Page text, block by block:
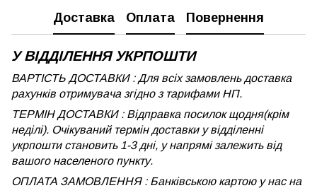
Доставка Оплата Повернення
У ВІДДІЛЕННЯ УКРПОШТИ
ВАРТІСТЬ ДОСТАВКИ : Для всіх замовлень доставка
рахунків отримувача згідно з тарифами НП.
ТЕРМІН ДОСТАВКИ : Відправка посилок щодня(крім
неділі). Очікуваний термін доставки у відділенні
укрпошти становить 1-3 дні, у напрямі залежить від
вашого населеного пункту.
ОПЛАТА ЗАМОВЛЕННЯ : Банківською картою у нас на